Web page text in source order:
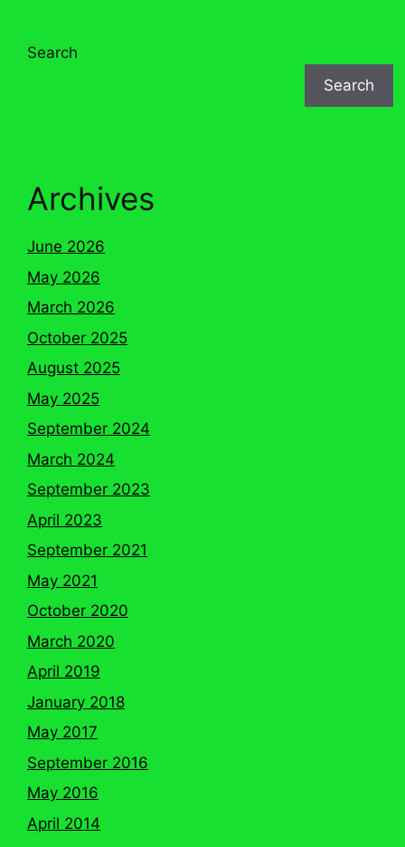
Search
Search
Archives
June 2026
May 2026
March 2026
October 2025
August 2025
May 2025
September 2024
March 2024
September 2023
April 2023
September 2021
May 2021
October 2020
March 2020
April 2019
January 2018
May 2017
September 2016
May 2016
April 2014